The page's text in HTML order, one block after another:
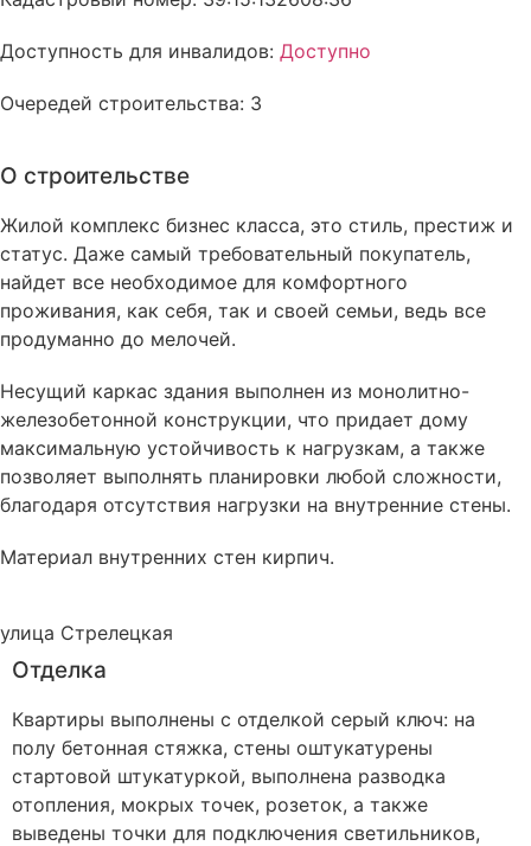
Доступность для инвалидов: Доступно
Очередей строительства: 3
О строительстве
Жилой комплекс бизнес класса, это стиль, престиж и
статус. Даже самый требовательный покупатель,
найдет все необходимое для комфортного
проживания, как себя, так и своей семьи, ведь все
продуманно до мелочей.
Несущий каркас здания выполнен из монолитно-
железобетонной конструкции, что придает дому
максимальную устойчивость к нагрузкам, а также
позволяет выполнять планировки любой сложности,
благодаря отсутствия нагрузки на внутренние стены.
Материал внутренних стен кирпич.
улица Стрелецкая
Отделка
Квартиры выполнены с отделкой серый ключ: на
полу бетонная стяжка, стены оштукатурены
стартовой штукатуркой, выполнена разводка
отопления, мокрых точек, розеток, а также
выведены точки для подключения светильников,